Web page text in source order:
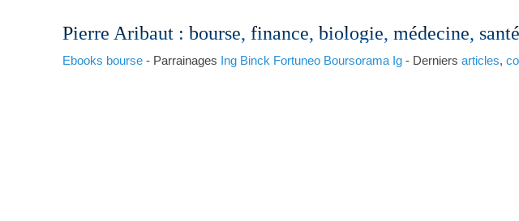
Pierre Aribaut: bourse, finance, biologie, médecine,
Ebooks bourse- Parrainages Ing Binck Fortuneo Boursorama Ig- Derniers articles,